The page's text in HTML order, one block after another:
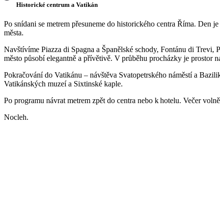
Historické centrum a Vatikán
Po snídani se metrem přesuneme do historického centra Říma. Den
města.
Navštívíme Piazza di Spagna a Španělské schody, Fontánu di
město působí elegantně a přívětivě. V průběhu procházky je prostor
Pokračování do Vatikánu – návštěva Svatopetrského náměstí a
Vatikánských muzeí a Sixtinské kaple.
Po programu návrat metrem zpět do centra nebo k hotelu. Večer
Nocleh.